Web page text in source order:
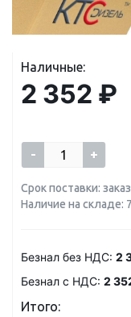
Наличные:
2 352 ₽
- +
Срок поставки:
Наличие на складе: 7
Безнал без НДС: 2
Безнал с НДС: 2
Итого: